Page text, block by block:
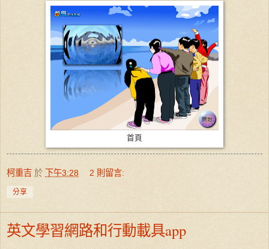
首頁
柯重吉 於 下午3:28 2 則留言:
分享
英文學習網路和行動載具app